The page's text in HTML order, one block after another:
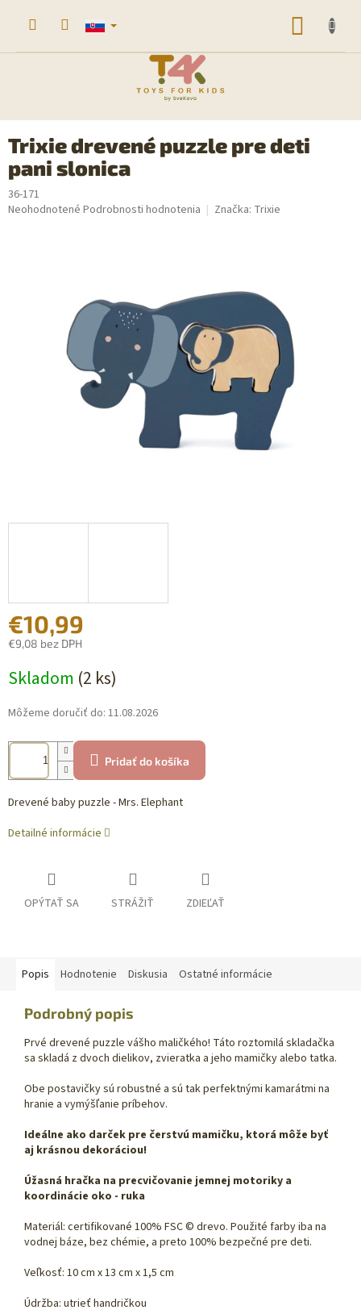
Trixie drevené puzzle pre deti
pani slonica
36-171
Priemerné
Neohodnotené Podrobnosti hodnotenia Značka: Trixie
€10,99
€9,08 bez DPH
cena:
Skladom (2 ks)
Môžeme doručiť do: 11.08.2026
Pridať do košíka
Drevené baby puzzle - Mrs. Elephant
Detailné informácie
OPÝTAŤ SA STRÁŽIŤ ZDIEĽAŤ
Popis Hodnotenie Diskusia Ostatné informácie
Podrobný popis
Prvé drevené puzzle vášho maličkého! Táto roztomilá skladačka
sa skladá z dvoch dielikov, zvieratka a jeho mamičky alebo tatka.
Obe postavičky sú robustné a sú tak perfektnými kamarátmi na
hranie a vymýšľanie príbehov.
Ideálne ako darček pre čerstvú mamičku, ktorá môže byť
aj krásnou dekoráciou!
Úžasná hračka na precvičovanie jemnej motoriky a
koordinácie oko - ruka
Materiál: certifikované 100% FSC © drevo. Použité farby iba na
vodnej báze, bez chémie, a preto 100% bezpečné pre deti.
Veľkosť: 10 cm x 13 cm x 1,5 cm
Údržba: utrieť handričkou